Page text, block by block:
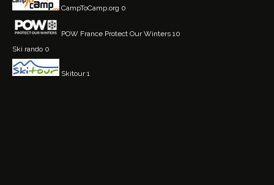
CampToCamp.org 0
POW France Protect Our Winters 10
Ski rando 0
Skitour1